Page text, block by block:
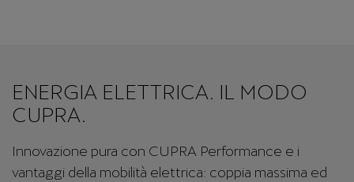
ENERGIA ELETTRICA. IL MODO
CUPRA.
Innovazione pura con CUPRA Performance e i
vantaggi della mobilità elettrica: coppia massima ed